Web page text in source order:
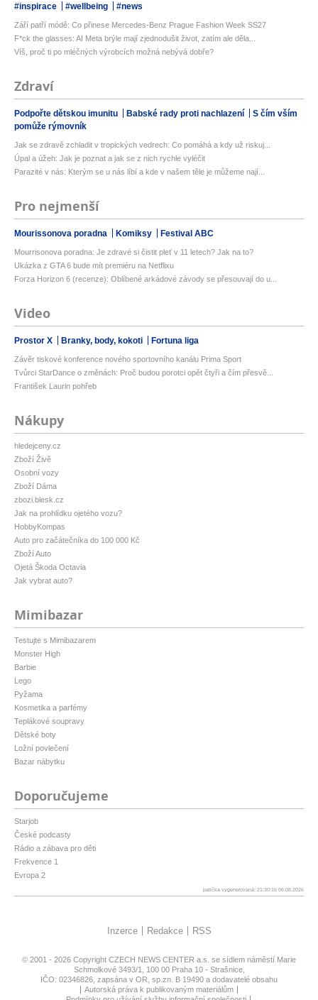
#inspirace #wellbeing #news
Září patří módě: Co přinese Mercedes-Benz Prague Fashion Week SS27
F*ck the glasses: AI Meta brýle mají zjednodušit život, zatím ale děla...
Víš, proč ti po mléčných výrobcích možná nebývá dobře?
Zdraví
Podpořte dětskou imunitu Babské rady proti nachlazení
S čím vším
pomůže rýmovník
Jak se zdravě zchladit v tropických vedrech: Co pomáhá a kdy už riskuj...
Úpal a úžeh: Jak je poznat a jak se z nich rychle vyléčit
Parazité v nás: Kterým se u nás líbí a kde v našem těle je můžeme nají...
Pro nejmenší
Mourissonova poradna Komiksy Festival ABC
Mourrisonova poradna: Je zdravé si čistit pleť v 11 letech? Jak na to?
Ukázka z GTA 6 bude mít premiéru na Netflixu
Forza Horizon 6 (recenze): Oblíbené arkádové závody se přesouvají do u...
Video
Prostor X Branky, body, kokoti Fortuna liga
Závěr tiskové konference nového sportovního kanálu Prima Sport
Tvůrci StarDance o změnách: Proč budou porotci opět čtyři a čím přesvě...
František Laurin pohřeb
Nákupy
hledejceny.cz
Zboží Živě
Osobní vozy
Zboží Dáma
zbozi.blesk.cz
Jak na prohlídku ojetého vozu?
HobbyKompas
Auto pro začátečníka do 100 000 Kč
Zboží Auto
Ojetá Škoda Octavia
Jak vybrat auto?
Mimibazar
Testujte s Mimibazarem
Monster High
Barbie
Lego
Pyžama
Kosmetika a parfémy
Teplákové soupravy
Dětské boty
Ložní povlečení
Bazar nábytku
Doporučujeme
Starjob
České podcasty
Rádio a zábava pro děti
Frekvence 1
Evropa 2
patička vygenerovaná: 21:30:16 06.08.2026
Inzerce Redakce RSS
© 2001 - 2026 Copyright CZECH NEWS CENTER a.s. se sídlem náměstí Marie
Schmolkové 3493/1, 100 00 Praha 10 - Strašnice,
IČO: 02346826, zapsána v OR, sp.zn. B 19490 a dodavatelé obsahu
Autorská práva k publikovaným materiálům